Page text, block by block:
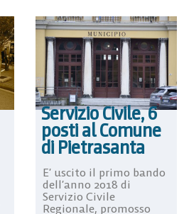
Servizio Civile, 6
posti al Comune
di Pietrasanta
E’ uscito il primo bando
dell’anno 2018 di
Servizio Civile
Regionale, promosso